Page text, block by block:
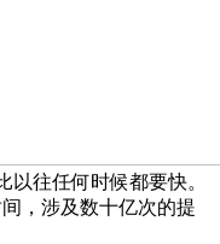
以往任何时候都要快。
，涉及数十亿次的提